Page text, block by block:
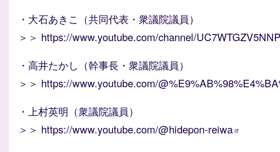
・大石あきこ（共同代表・衆議院議員）
＞＞ https://www.youtube.com/channel/
・高井たかし（幹事長・衆議院議員）
＞＞ https://www.youtube.com/
・上村英明（衆議院議員）
＞＞ https://www.youtube.com/@hidepon-reiwa